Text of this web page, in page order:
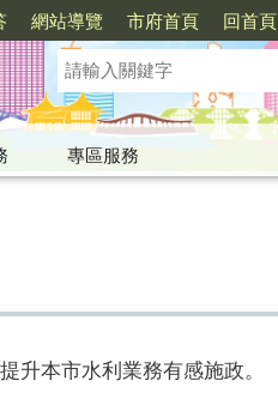
網站導覽 市府首頁 回首頁
專區服務
升本市水利業務有感施政。